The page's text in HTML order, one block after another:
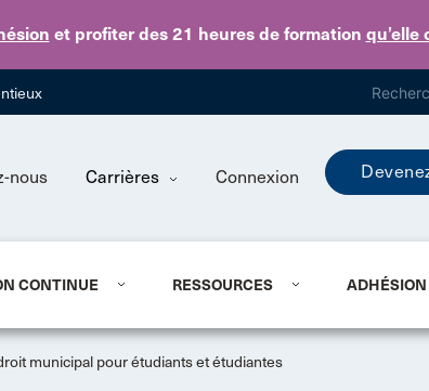
et profiter des 21 heures de formation qu’elle
Skip to main content
nous Carrières Connexion
CONTINUE RESSOURCES ADHÉSION
municipal pour étudiants et étudiantes